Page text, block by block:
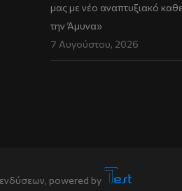
μας με νέο αναπτυξιακό
την Άμυνα»
7 Αυγούστου, 2026
powered by